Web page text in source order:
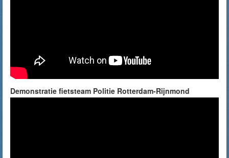
Demonstratie fietsteam Politie Rotterdam-Rijnmond